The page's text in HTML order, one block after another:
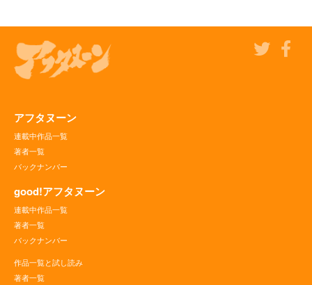
アフタヌーン
連載中作品一覧
著者一覧
バックナンバー
good!アフタヌーン
連載中作品一覧
著者一覧
バックナンバー
作品一覧と試し読み
著者一覧